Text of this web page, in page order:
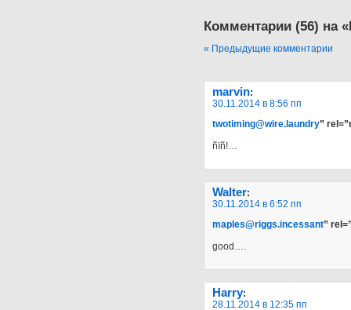
Комментарии (56) на
« Предыдущие комментарии
marvin:
30.11.2014 в 8:56 пп
twotiming@wire.laundry”
ñïñ!…
Walter:
30.11.2014 в 6:52 пп
maples@riggs.incessant”
good….
Harry:
28.11.2014 в 12:35 пп